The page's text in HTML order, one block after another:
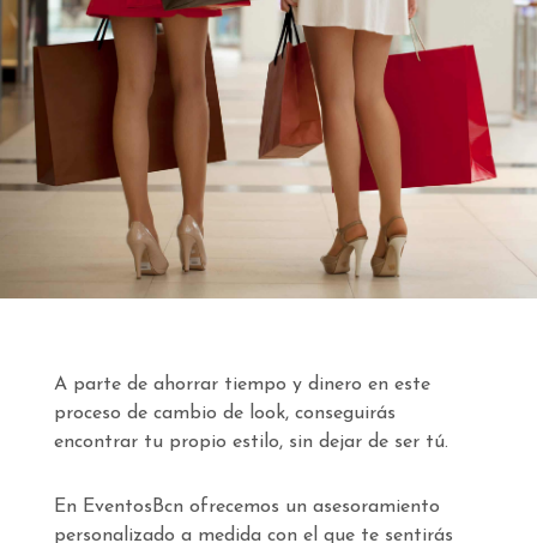
A parte de ahorrar tiempo y dinero en este
proceso de cambio de look, conseguirás
encontrar tu propio estilo, sin dejar de ser tú.
En EventosBcn ofrecemos un asesoramiento
personalizado a medida con el que te sentirás